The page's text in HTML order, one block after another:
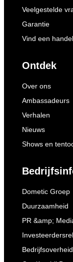
Veelgestelde
Garantie
Vind een
Ontdek
Over ons
Ambassadeurs
Verhalen
Nieuws
Shows en
Dometic Groep
Duurzaamheid
PR &amp;
Bedrijfsoverheid